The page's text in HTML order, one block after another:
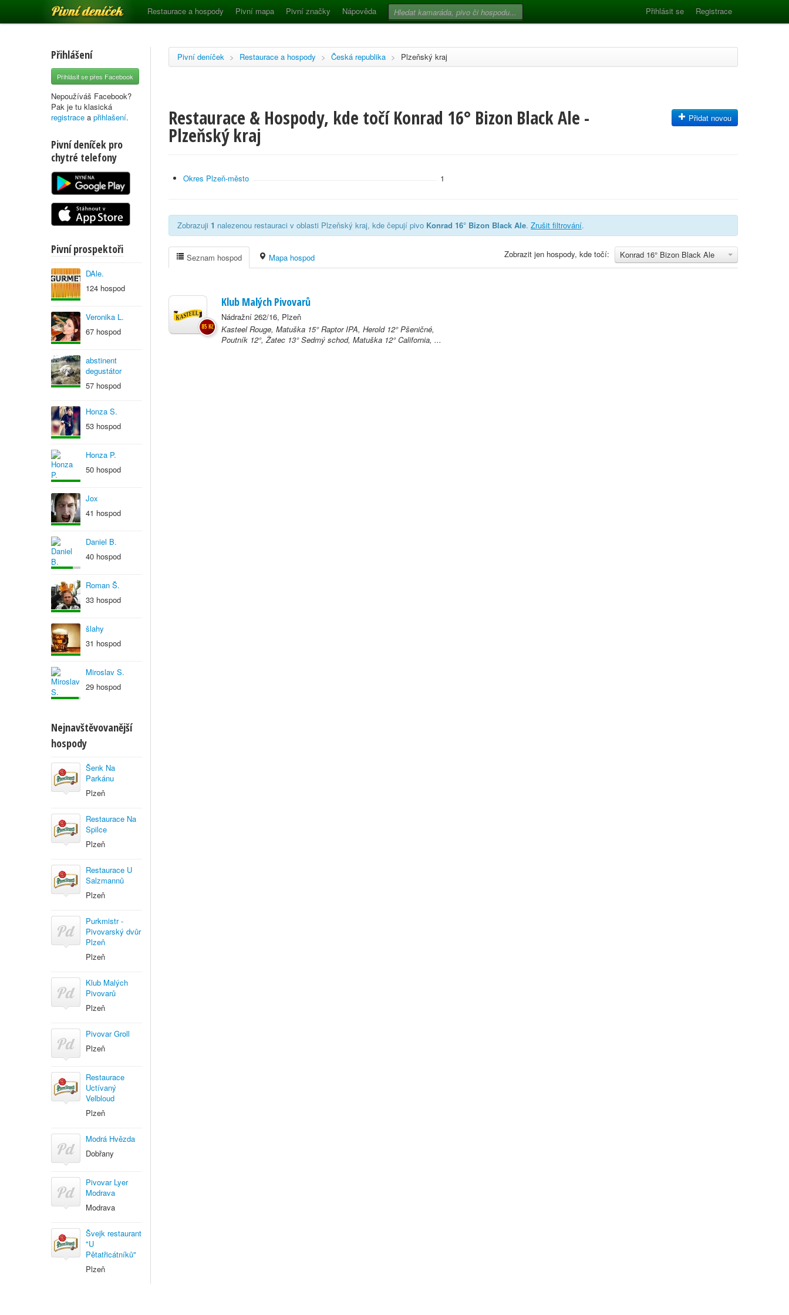
Pivní deníček Restaurace a hospody Pivní mapa Pivní značky Nápověda Přihlásit se Registrace
Přihlášení
Přihlásit se přes Facebook
Nepoužíváš Facebook?
Pak je tu klasická
registrace a přihlašení.
Pivní deníček pro
chytré telefony
Pivní prospektoři
DAle.
124 hospod
Veronika L.
67 hospod
abstinent
degustátor
57 hospod
Honza S.
53 hospod
Honza P.
50 hospod
Jox
41 hospod
Daniel B.
40 hospod
Roman Š.
33 hospod
šlahy
31 hospod
Miroslav S.
29 hospod
Nejnavštěvovanější
hospody
Šenk Na
Parkánu
Plzeň
Restaurace Na
Spilce
Plzeň
Restaurace U
Salzmannů
Plzeň
Purkmistr -
Pivovarský dvůr
Plzeň
Plzeň
Klub Malých
Pivovarů
Plzeň
Pivovar Groll
Plzeň
Restaurace
Uctívaný
Velbloud
Plzeň
Modrá Hvězda
Dobřany
Pivovar Lyer
Modrava
Modrava
Švejk restaurant
"U
Pětatřicátníků"
Plzeň
Pivní deníček > Restaurace a hospody > Česká republika > Plzeňský kraj
Restaurace & Hospody, kde točí Konrad 16° Bizon Black Ale -
Plzeňský kraj
Přidat novou
Okres Plzeň-město 1
Zobrazuji 1 nalezenou restauraci v oblasti Plzeňský kraj, kde čepují pivo Konrad 16° Bizon Black Ale. Zrušit filtrování.
Konrad 16° Bizon Black Ale
Zobrazit jen hospody, kde točí:
Seznam hospod Mapa hospod
Klub Malých Pivovarů
Nádražní 262/16, Plzeň
Kasteel Rouge, Matuška 15° Raptor IPA, Herold 12° Pšeničné,
Poutník 12°, Žatec 13° Sedmý schod, Matuška 12° California, ...
85 Kč